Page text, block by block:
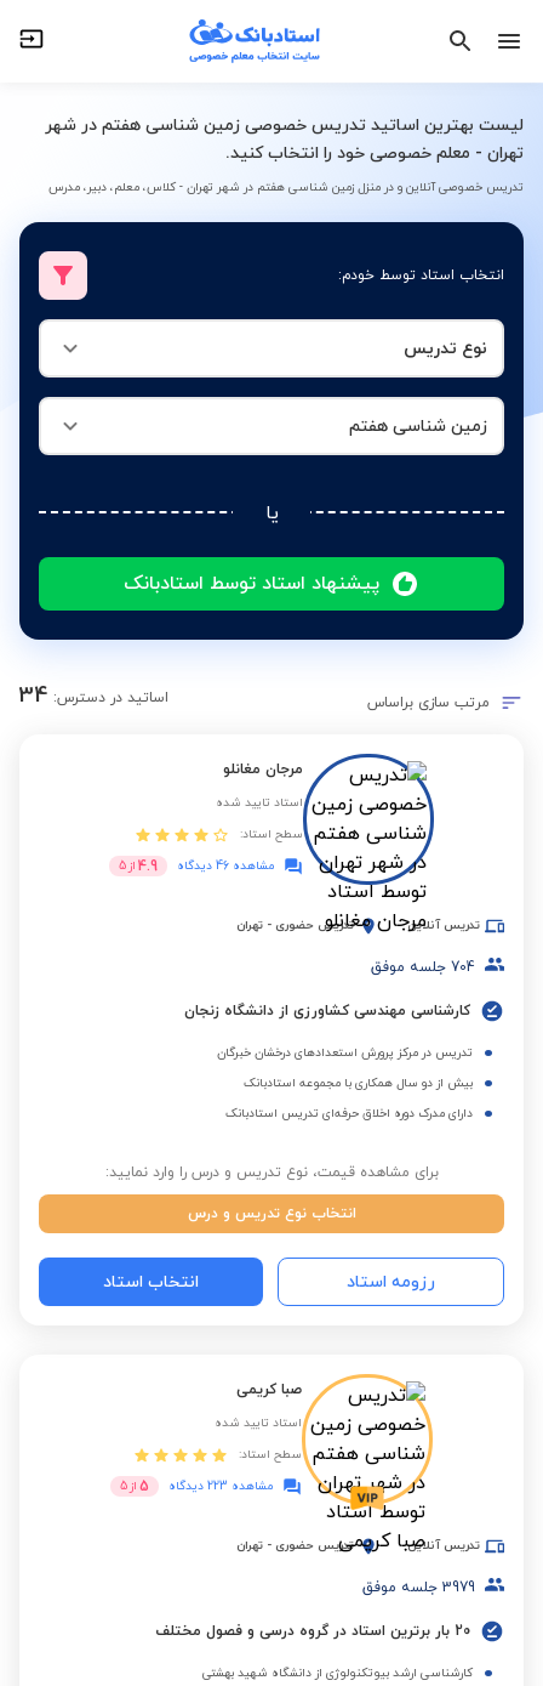
لیست بهترین اساتید تدریس خصوصی زمین شناسی هفتم در شهر
تهران - معلم خصوصی خود را انتخاب کنید.
تدریس خصوصی آنلاین و در منزل زمین شناسی هفتم در شهر تهران - کلاس، معلم، دبیر، مدرس
انتخاب استاد توسط خودم:
نوع تدریس
زمین شناسی هفتم
یا
پیشنهاد استاد توسط استادبانک
زمین شناسی هفتم
مرتب سازی براساس اساتید در دسترس: 34
مرجان مغانلو
استاد تایید شده
سطح استاد:
مشاهده 46 دیدگاه
4.9 از 5
تدریس آنلاین تدریس حضوری - تهران
704 جلسه موفق
کارشناسی مهندسی کشاورزی از دانشگاه زنجان
تدریس در مرکز پرورش استعدادهای درخشان خبرگان
بیش از دو سال همکاری با مجموعه استادبانک
دارای مدرک دوره اخلاق حرفه‌ای تدریس استادبانک
برای مشاهده قیمت، نوع تدریس و درس را وارد نمایید:
انتخاب نوع تدریس و درس
رزومه استاد انتخاب استاد
صبا کریمی
استاد تایید شده
سطح استاد:
مشاهده 223 دیدگاه
5 از 5
تدریس آنلاین تدریس حضوری - تهران
3979 جلسه موفق
20 بار برترین استاد در گروه درسی و فصول مختلف
کارشناسی ارشد بیوتکنولوژی از دانشگاه شهید بهشتی